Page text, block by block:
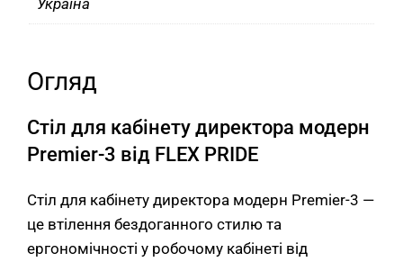
Україна
Огляд
Стіл для кабінету директора модерн
Premier-3 від FLEX PRIDE
Стіл для кабінету директора модерн Premier-3 —
це втілення бездоганного стилю та
ергономічності у робочому кабінеті від